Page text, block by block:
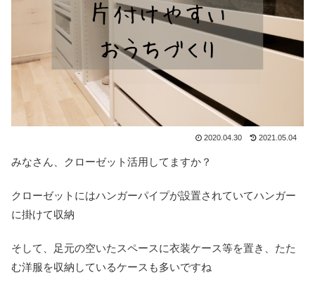
2020.04.30 2021.05.04
みなさん、クローゼット活用してますか？
クローゼットにはハンガーパイプが設置されていてハンガー
に掛けて収納
そして、足元の空いたスペースに衣装ケース等を置き、たた
む洋服を収納しているケースも多いですね